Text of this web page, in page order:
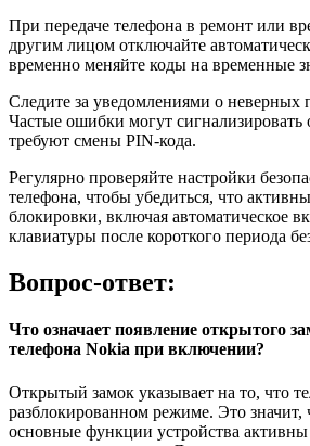
При передаче телефона в ремонт или
другим лицом отключайте
временно меняйте коды на временные
Следите за уведомлениями о неверных
Частые ошибки могут сигнализировать
требуют смены PIN-кода.
Регулярно проверяйте настройки
телефона, чтобы убедиться, что
блокировки, включая автоматическое
клавиатуры после короткого периода
Вопрос-ответ:
Что означает появление открытого
телефона Nokia при включении?
Открытый замок указывает на то, что
разблокированном режиме. Это значит,
основные функции устройства